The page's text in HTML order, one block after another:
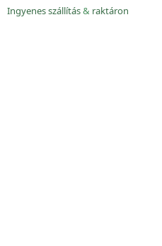
Ingyenes szállítás& raktáron